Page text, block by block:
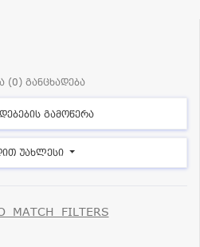
(0) განცხადება
გამოწერა
უახლესი